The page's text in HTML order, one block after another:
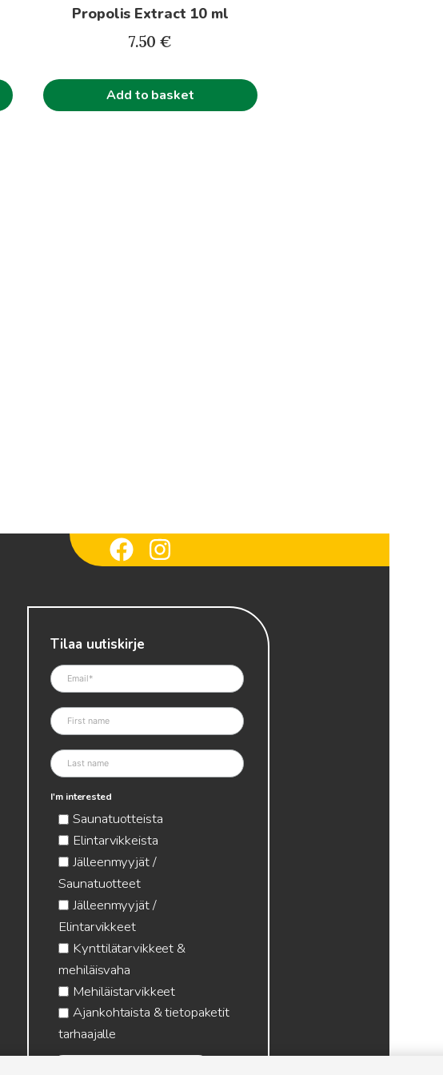
Propolis Extract 10 ml
7.50 €
Add to basket
Tilaa uutiskirje
I'm interested
Saunatuotteista
Elintarvikkeista
Jälleenmyyjät /
Saunatuotteet
Jälleenmyyjät /
Elintarvikkeet
Kynttilätarvikkeet &
mehiläisvaha
Mehiläistarvikkeet
Ajankohtaista & tietopaketit
tarhaajalle